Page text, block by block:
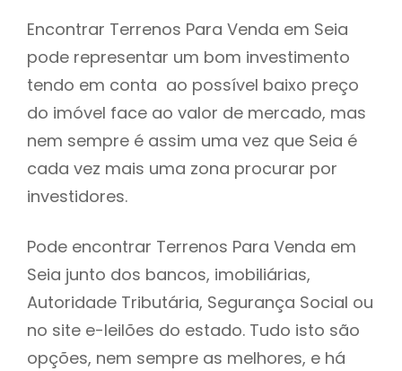
Encontrar Terrenos Para Venda em Seia
pode representar um bom investimento
tendo em conta ao possível baixo preço
do imóvel face ao valor de mercado, mas
nem sempre é assim uma vez que Seia é
cada vez mais uma zona procurar por
investidores.
Pode encontrar Terrenos Para Venda em
Seia junto dos bancos, imobiliárias,
Autoridade Tributária, Segurança Social ou
no site e-leilões do estado. Tudo isto são
opções, nem sempre as melhores, e há